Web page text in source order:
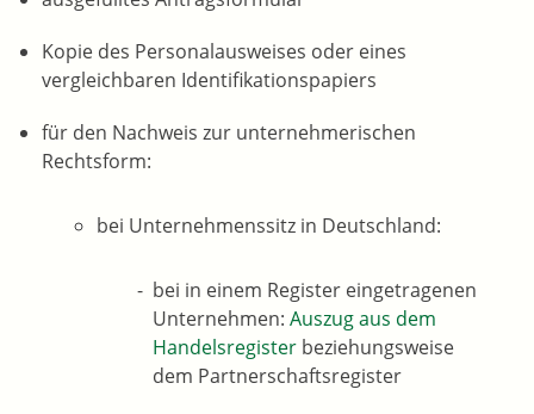
Kopie des Personalausweises oder eines
vergleichbaren Identifikationspapiers
für den Nachweis zur unternehmerischen
Rechtsform:
bei Unternehmenssitz in Deutschland:
bei in einem Register eingetragenen
Unternehmen: Auszug aus dem
Handelsregisterbeziehungsweise
dem Partnerschaftsregister